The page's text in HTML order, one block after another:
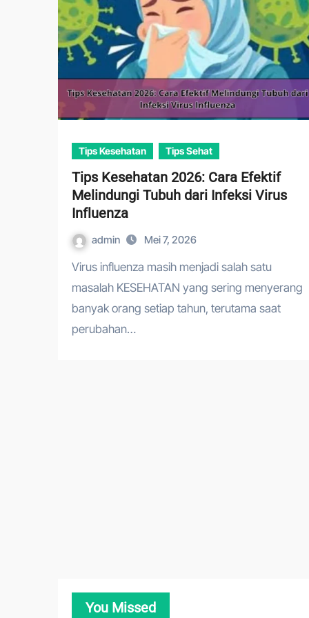
Tips Kesehatan Tips Sehat
Tips Kesehatan 2026: Cara Efektif
Melindungi Tubuh dari Infeksi Virus
Influenza
admin Mei 7, 2026
Virus influenza masih menjadi salah satu
masalah KESEHATAN yang sering menyerang
banyak orang setiap tahun, terutama saat
perubahan…
You Missed